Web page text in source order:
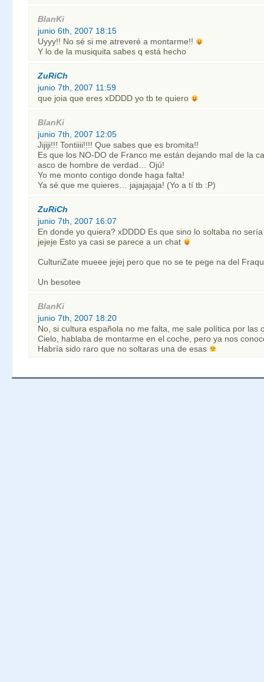
BlanKi
junio 6th, 2007 18:15
Uyyy!! No sé si me atreveré a montarme!!
Y lo de la musiquita sabes q está hecho
ZuRiCh
junio 7th, 2007 11:59
que joia que eres xDDDD yo tb te quiero
BlanKi
junio 7th, 2007 12:05
Jijiji!!! Tontiiii!!!! Que sabes que es bromita!!
Es que los NO-DO de Franco me están dejando mal de la
asco de hombre de verdad… Ojú!
Yo me monto contigo donde haga falta!
Ya sé que me quieres… jajajajaja! (Yo a tí tb :P)
ZuRiCh
junio 7th, 2007 16:07
En donde yo quiera? xDDDD Es que sino lo soltaba no
jejeje Esto ya casi se parece a un chat
CulturiZate mueee jejej pero que no se te pege na del
Un besotee
BlanKi
junio 7th, 2007 18:20
No, si cultura española no me falta, me sale política por las
Cielo, hablaba de montarme en el coche, pero ya nos
Habría sido raro que no soltaras una de esas